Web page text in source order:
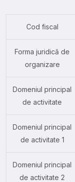
Cod fiscal
Forma juridică de
organizare
Domeniul principal
de activitate
Domeniul principal
de activitate 1
Domeniul principal
de activitate 2